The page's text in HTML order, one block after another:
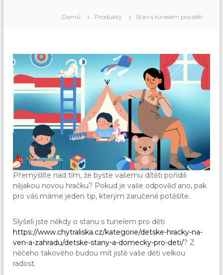
Domů Produkty Stan s tunelem pro děti
Přemýšlíte nad tím, že byste vašemu dítěti pořídili
nějakou novou hračku? Pokud je vaše odpověď ano, pak
pro vás máme jeden tip, kterým zaručeně potěšíte.
Slyšeli jste někdy o stanu s tunelem pro děti
https://www.chytraliska.cz/kategorie/detske-hracky-na-
ven-a-zahradu/detske-stany-a-domecky-pro-deti/? Z
něčeho takového budou mít jistě vaše děti velkou
radost.